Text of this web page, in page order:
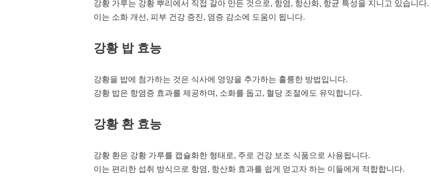
강황 가루는 강황 뿌리에서 직접 갈아 만든 것으로, 항염, 항산화, 항균 특성을 지니고 있습니다.
이는 소화 개선, 피부 건강 증진, 염증 감소에 도움이 됩니다.
강황 밥 효능
강황을 밥에 첨가하는 것은 식사에 영양을 추가하는 훌륭한 방법입니다.
강황 밥은 항염증 효과를 제공하며, 소화를 돕고, 혈당 조절에도 유익합니다.
강황 환 효능
강황 환은 강황 가루를 캡슐화한 형태로, 주로 건강 보조 식품으로 사용됩니다.
이는 편리한 섭취 방식으로 항염, 항산화 효과를 쉽게 얻고자 하는 이들에게 적합합니다.